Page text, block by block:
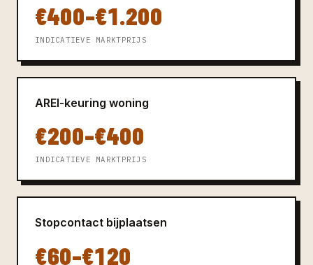
€400–€1.200
INDICATIEVE MARKTPRIJS
AREI-keuring woning
€200–€400
INDICATIEVE MARKTPRIJS
Stopcontact bijplaatsen
€60–€120